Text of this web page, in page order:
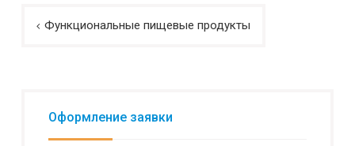
Функциональные пищевые продукты
Оформление заявки